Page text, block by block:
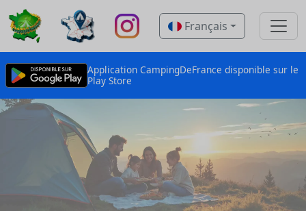
Français
Application CampingDeFrance disponible sur le
Play Store